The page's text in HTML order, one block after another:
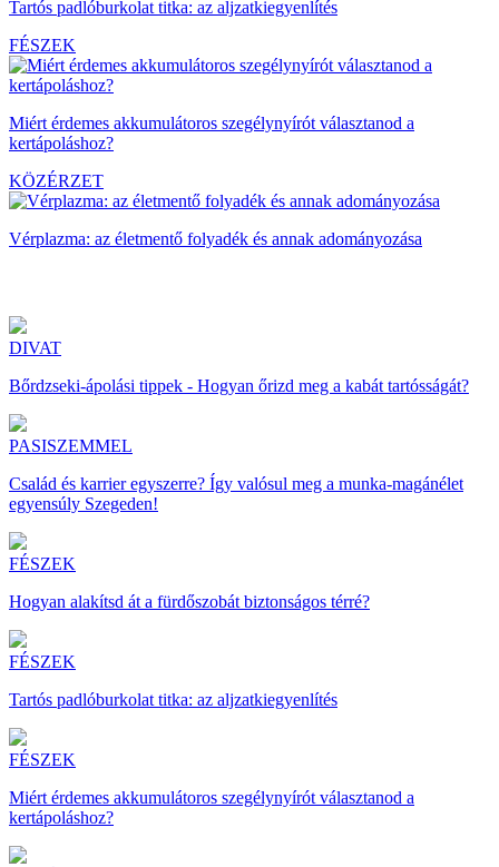
Tartós padlóburkolat titka: az aljzatkiegyenlítés
FÉSZEK
Miért érdemes akkumulátoros szegélynyírót választanod a
kertápoláshoz?
KÖZÉRZET
Vérplazma: az életmentő folyadék és annak adományozása
DIVAT
Bőrdzseki-ápolási tippek - Hogyan őrizd meg a kabát tartósságát?
PASISZEMMEL
Család és karrier egyszerre? Így valósul meg a munka-magánélet
egyensúly Szegeden!
FÉSZEK
Hogyan alakítsd át a fürdőszobát biztonságos térré?
FÉSZEK
Tartós padlóburkolat titka: az aljzatkiegyenlítés
FÉSZEK
Miért érdemes akkumulátoros szegélynyírót választanod a
kertápoláshoz?